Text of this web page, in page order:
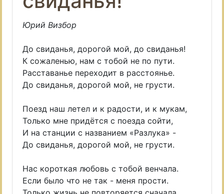
Юрий Визбор
До свиданья, дорогой мой, до свиданья!
К сожаленью, нам с тобой не по пути.
Расставанье переходит в расстоянье.
До свиданья, дорогой мой, не грусти.
Поезд наш летел и к радости, и к мукам,
Только мне придётся с поезда сойти,
И на станции с названием «Разлука» -
До свиданья, дорогой мой, не грусти.
Нас короткая любовь с тобой венчала.
Если было что не так - меня прости.